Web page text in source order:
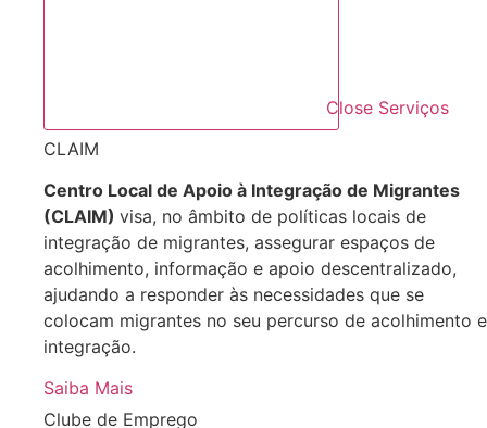
Close Serviços
CLAIM
Centro Local de Apoio à Integração de Migrantes
(CLAIM) visa, no âmbito de políticas locais de
integração de migrantes, assegurar espaços de
acolhimento, informação e apoio descentralizado,
ajudando a responder às necessidades que se
colocam migrantes no seu percurso de acolhimento e
integração.
Saiba Mais
Clube de Emprego